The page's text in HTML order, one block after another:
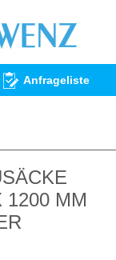
Anfrageliste
1200 MM